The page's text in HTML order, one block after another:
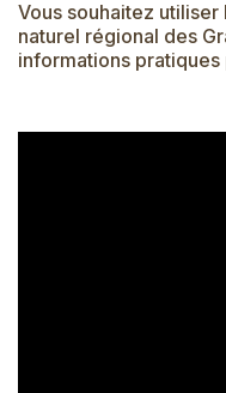
Vous souhaitez
naturel régional des
informations